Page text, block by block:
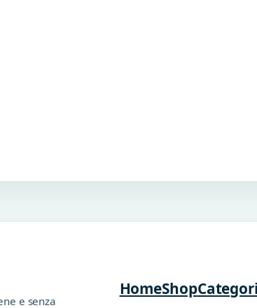
e senza
HomeShop